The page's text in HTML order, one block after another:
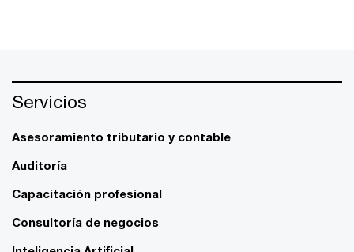
Servicios
Asesoramiento tributario y contable
Auditoría
Capacitación profesional
Consultoría de negocios